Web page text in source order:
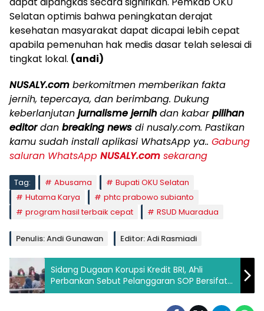
Selatan optimis bahwa peningkatan derajat
kesehatan masyarakat dapat dicapai lebih cepat
apabila pemenuhan hak medis dasar telah selesai di
tingkat lokal. (andi)
NUSALY.com berkomitmen memberikan fakta
jernih, tepercaya, dan berimbang. Dukung
keberlanjutan jurnalisme jernih dan kabarpilihan
editordan breaking news di nusaly.com. Pastikan
kamu sudah install aplikasi WhatsApp ya.. Gabung
saluran WhatsApp NUSALY.com sekarang
Tag: Abusama
Bupati OKU Selatan
Hutama Karya
phtc prabowo subianto
program hasil terbaik cepat
RSUD Muaradua
Penulis: Andi Gunawan Editor: Adi Rasmiadi
Sidang Dugaan Korupsi Kredit BRI, Ahli
Perbankan Sebut Pelanggaran SOP Bersifat
Administratif